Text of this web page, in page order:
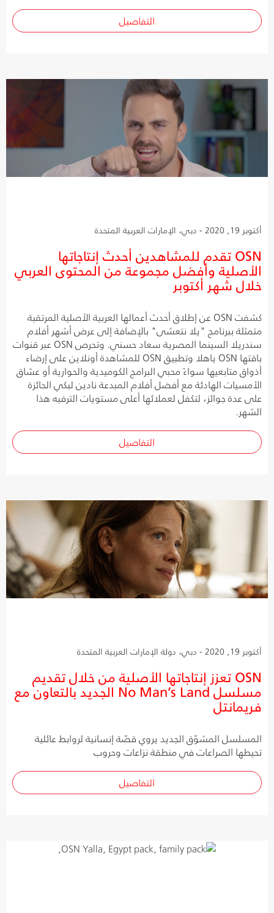
التفاصيل
أكتوبر 19, 2020 - دبي، الإمارات العربية المتحدة
OSN تقدم للمشاهدين أحدث إنتاجاتها
الأصلية وأفضل مجموعة من المحتوى العربي
خلال شهر أكتوبر
كشفت OSN عن إطلاق أحدث أعمالها العربية الأصلية المرتقبة
متمثلة ببرنامج "يلا نتعشى" بالإضافة إلى عرض أشهر أفلام
سندريلا السينما المصرية سعاد حسني. وتحرص OSN عبر قنوات
باقتها OSN ياهلا وتطبيق OSN للمشاهدة أونلاين على إرضاء
أذواق متابعيها سواءً محبي البرامج الكوميدية والحوارية أو عشاق
الأمسيات الهادئة مع أفضل أفلام المبدعة نادين لبكي الحائزة
على عدة جوائز، لتكفل لعملائها أعلى مستويات الترفيه هذا
الشهر.
التفاصيل
أكتوبر 19, 2020 - دبي، دولة الإمارات العربية المتحدة
OSN تعزز إنتاجاتها الأصلية من خلال تقديم
مسلسل No Man’s Land الجديد بالتعاون مع
فريمانتل
المسلسل المشوّق الجديد يروي قصّة إنسانية لروابط عائلية
تحيطها الصراعات في منطقة نزاعات وحروب
التفاصيل